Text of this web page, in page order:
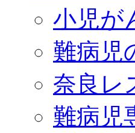
小児が
難病児
奈良レ
難病児